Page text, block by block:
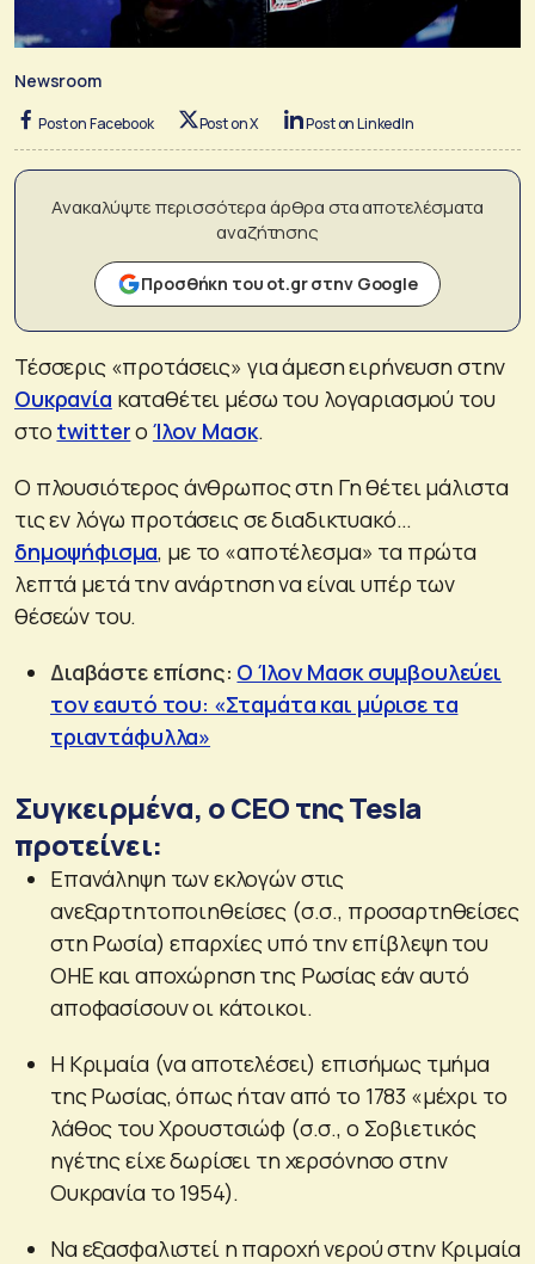
Newsroom
Post on Facebook Post on X Post on LinkedIn
Ανακαλύψτε περισσότερα άρθρα στα αποτελέσματα
αναζήτησης
Προσθήκη του ot.gr στην Google
Τέσσερις «προτάσεις» για άμεση ειρήνευση στην
Ουκρανία καταθέτει μέσω του λογαριασμού του
στο twitterο Ίλον Μασκ.
Ο πλουσιότερος άνθρωπος στη Γη θέτει μάλιστα
τις εν λόγω προτάσεις σε διαδικτυακό…
δημοψήφισμα, με το «αποτέλεσμα» τα πρώτα
λεπτά μετά την ανάρτηση να είναι υπέρ των
θέσεών του.
Διαβάστε επίσης: Ο Ίλον Μασκ συμβουλεύει
τον εαυτό του: «Σταμάτα και μύρισε τα
τριαντάφυλλα»
Συγκειρμένα, ο CEO της Tesla
προτείνει:
Επανάληψη των εκλογών στις
ανεξαρτητοποιηθείσες (σ.σ., προσαρτηθείσες
στη Ρωσία) επαρχίες υπό την επίβλεψη του
ΟΗΕ και αποχώρηση της Ρωσίας εάν αυτό
αποφασίσουν οι κάτοικοι.
Η Κριμαία (να αποτελέσει) επισήμως τμήμα
της Ρωσίας, όπως ήταν από το 1783 «μέχρι το
λάθος του Χρουστσιώφ (σ.σ., ο Σοβιετικός
ηγέτης είχε δωρίσει τη χερσόνησο στην
Ουκρανία το 1954).
Να εξασφαλιστεί η παροχή νερού στην Κριμαία